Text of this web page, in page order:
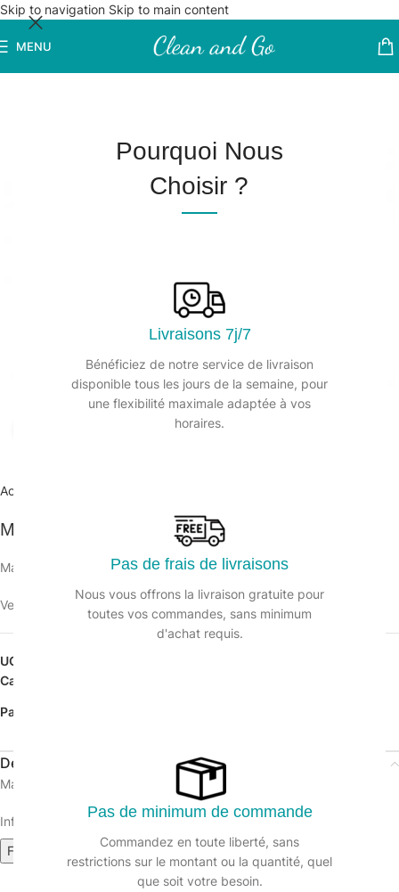
Pourquoi Nous
Choisir ?
Livraisons 7j/7
Bénéficiez de notre service de livraison
disponible tous les jours de la semaine, pour
une flexibilité maximale adaptée à vos
horaires.
Pas de frais de livraisons
Nous vous offrons la livraison gratuite pour
toutes vos commandes, sans minimum
d'achat requis.
Pas de minimum de commande
Commandez en toute liberté, sans
restrictions sur le montant ou la quantité, quel
que soit votre besoin.
Skip to navigation Skip to main content
MENU
Accueil
Manche double pour balai ciseaux
Manche double pour balai ciseaux 2 x 1 m.
Veuillez vous connecter pour voir les prix.
UGS :
Catégorie :
Partager:
Description
Manche double pour balai ciseaux 2 x 1 m.
Informations sur le produit :
Fiche technique